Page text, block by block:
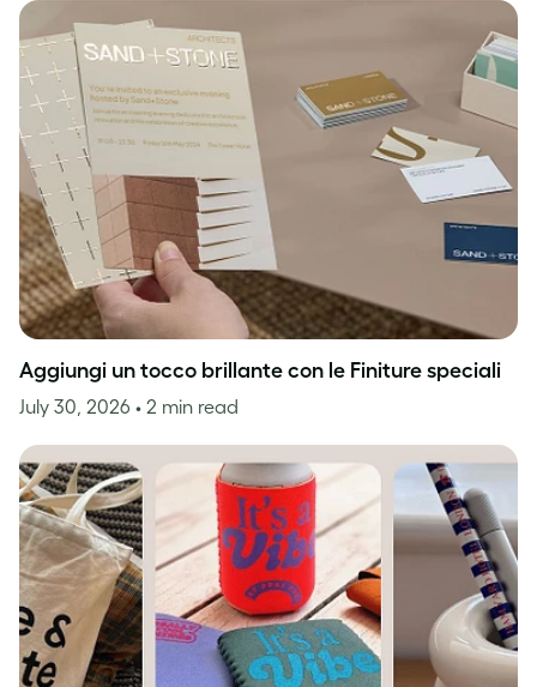
Aggiungi un tocco brillante con le Finiture speciali
July 30, 2026 • 2 min read